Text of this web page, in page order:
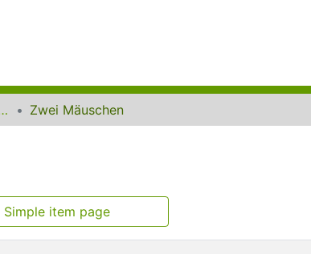
Matrizen des VzfB Zwei Mäuschen
Simple item page